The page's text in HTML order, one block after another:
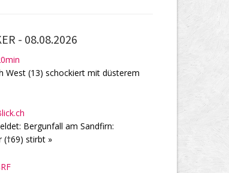
- 08.08.2026
West (13) schockiert mit düsterem
Bergunfall am Sandfirn:
(†69) stirbt »